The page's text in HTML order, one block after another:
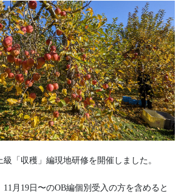
級「収穫」編現地研修を開催しました。
月19日〜のOB編個別受入の方を含めると